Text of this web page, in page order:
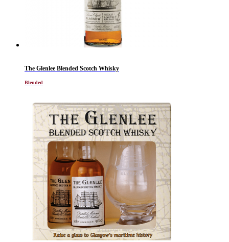
The Glenlee Blended Scotch Whisky
Blended